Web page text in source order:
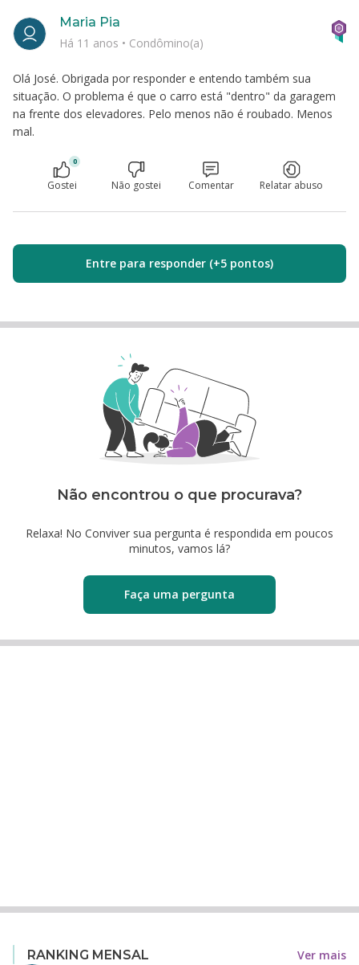
Olá José. Obrigada por responder e entendo também sua
situação. O problema é que o carro está "dentro" da garagem
na frente dos elevadores. Pelo menos não é roubado. Menos
mal.
Maria Pia
Há 11 anos • Condômino(a)
0
Gostei Não gostei Comentar Relatar abuso
Entre para responder (+5 pontos)
Não encontrou o que procurava?
Relaxa! No Conviver sua pergunta é respondida em poucos
minutos, vamos lá?
Faça uma pergunta
RANKING MENSAL Ver mais